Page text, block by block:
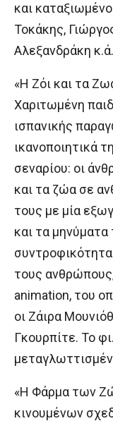
και
Τοκάκης,
Αλεξανδράκη κ.ά.
«Η Ζόι και τα
Χαριτωμένη
ισπανικής
ικανοποιητικά
σεναρίου: οι
και τα ζώα σε
τους με μία
και τα
τους
animation, του
οι Ζάιρα
Γκουρπίτε. Το
«Η Φάρμα των
κινουμένων